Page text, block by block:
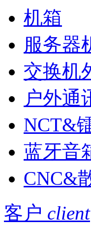
机箱
服务器
交换机
户外通
NCT&
蓝牙音
CNC&
客户 client